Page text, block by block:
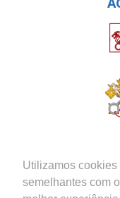
Utilizamos
semelhantes com